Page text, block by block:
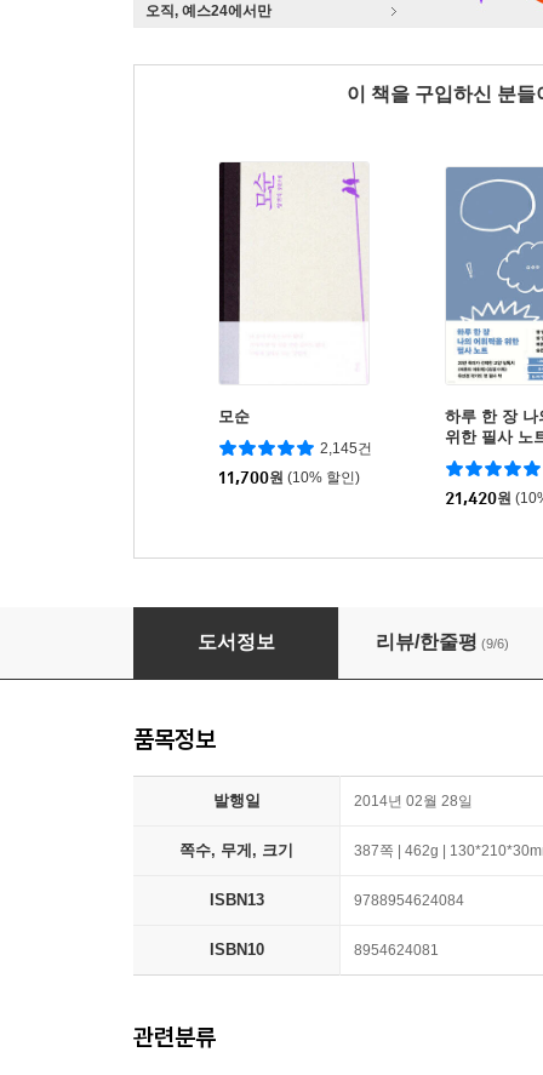
오직, 예스24에서만
이 책을 구입하신 분
모순
2,145건
11,700원 (10% 할인)
하루 한 장 나
위한 필사 노
21,420원
쓰잘데없이 고귀한 것들의 목록
도서정보 리뷰/한줄평 (9/6)
품목정보
발행일 2014년 02월 28일
쪽수, 무게, 크기 387쪽 | 462g |
ISBN13 9788954624084
ISBN10 8954624081
관련분류